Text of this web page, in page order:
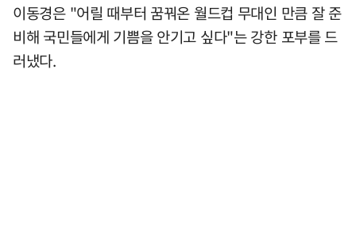
이동경은 "어릴 때부터 꿈꿔온 월드컵 무대인 만큼 잘 준
비해 국민들에게 기쁨을 안기고 싶다"는 강한 포부를 드
러냈다.